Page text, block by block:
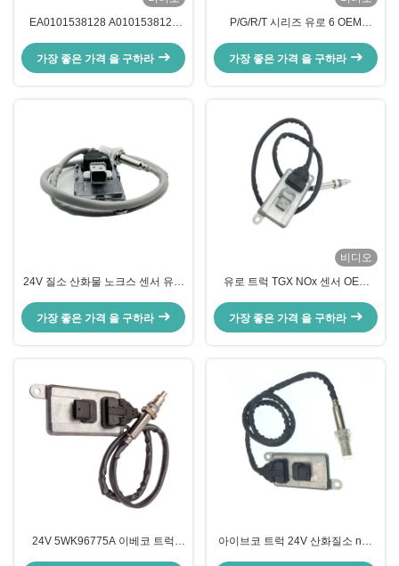
EA0101538128 A0101538128
로이트 DD15 DD13용 노크스 센서
가장 좋은 가격 을 구하라
P/G/R/T 시리즈 유로 6 OEM
노크스 센서
가장 좋은 가격 을 구하라
24V 질소 산화물 노크스 센서 유로
가장 좋은 가격 을 구하라
비디오
유로 트럭 TGX NOx 센서 OEM
가장 좋은 가격 을 구하라
24V 5WK96775A 이베코 트럭
아이브코 트럭 24V 산화질소 nox